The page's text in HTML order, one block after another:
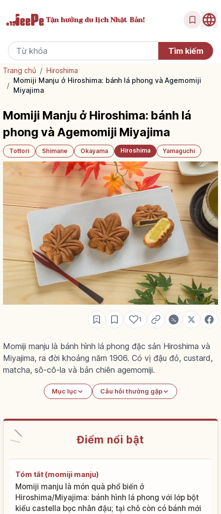
Tận hưởngdu lịch Nhật Bản!
Trang chủ / Hiroshima
/
Momiji Manju ở Hiroshima: bánh lá phong và Agemomiji
Miyajima
Momiji Manju ở Hiroshima: bánh lá
phong và Agemomiji Miyajima
Tottori Shimane Okayama Hiroshima Yamaguchi
1
Momiji manju là bánh hình lá phong đặc sản Hiroshima và
Miyajima, ra đời khoảng năm 1906. Có vị đậu đỏ, custard,
matcha, sô-cô-la và bản chiên agemomiji.
Mục lục Câu hỏi thường gặp
Điểm nổi bật
Tóm tắt (momiji manju)
Momiji manju là món quà phổ biến ở
Hiroshima/Miyajima: bánh hình lá phong với lớp bột
kiểu castella bọc nhân đậu; tại chỗ còn có bánh mới